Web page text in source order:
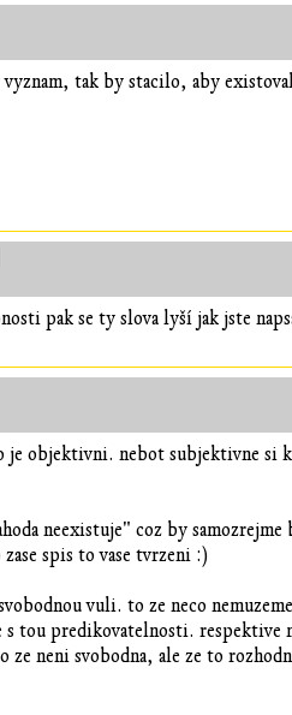
tak by stacilo, aby
pak se ty slova lyší jak jste
objektivni. nebot subjektivne si
neexistuje" coz by
spis to vase tvrzeni :)
vuli. to ze neco
s tou predikovatelnosti.
neni svobodna, ale ze to